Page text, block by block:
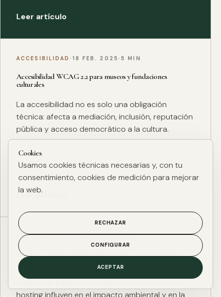
Leer artículo
ACCESIBILIDAD · 18 FEB. 2025 · 5 MIN
Accesibilidad WCAG 2.2 para museos y fundaciones
culturales
La accesibilidad no es solo una obligación
técnica: afecta a mediación, inclusión, reputación
pública y acceso democrático a la cultura.
Leer artículo
ESG DIGITAL·27 ENE. 2025·4 MIN
Huella de carbono digital: cómo medir y reducir el impacto
ESG de una web
El peso de página, las imágenes, los scripts y el
hosting influyen en el impacto ambiental y en la
Cookies
Usamos cookies técnicas necesarias y, con tu
consentimiento, cookies de medición para mejorar
la web.
RECHAZAR
CONFIGURAR
ACEPTAR